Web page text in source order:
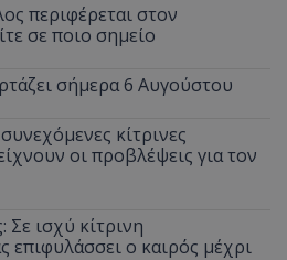
περιφέρεται στον
σε ποιο σημείο
σήμερα 6 Αυγούστου
κίτρινες
οι προβλέψεις για τον
ισχύ κίτρινη
επιφυλάσσει ο καιρός μέχρι